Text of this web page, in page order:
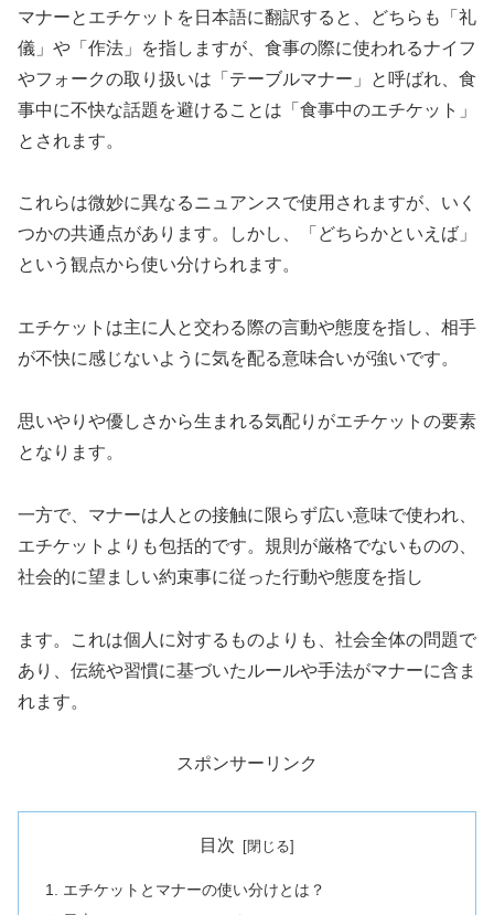
マナーとエチケットを日本語に翻訳すると、どちらも「礼
儀」や「作法」を指しますが、食事の際に使われるナイフ
やフォークの取り扱いは「テーブルマナー」と呼ばれ、食
事中に不快な話題を避けることは「食事中のエチケット」
とされます。
これらは微妙に異なるニュアンスで使用されますが、いく
つかの共通点があります。しかし、「どちらかといえば」
という観点から使い分けられます。
エチケットは主に人と交わる際の言動や態度を指し、相手
が不快に感じないように気を配る意味合いが強いです。
思いやりや優しさから生まれる気配りがエチケットの要素
となります。
一方で、マナーは人との接触に限らず広い意味で使われ、
エチケットよりも包括的です。規則が厳格でないものの、
社会的に望ましい約束事に従った行動や態度を指し
ます。これは個人に対するものよりも、社会全体の問題で
あり、伝統や習慣に基づいたルールや手法がマナーに含ま
れます。
スポンサーリンク
目次
エチケットとマナーの使い分けとは？